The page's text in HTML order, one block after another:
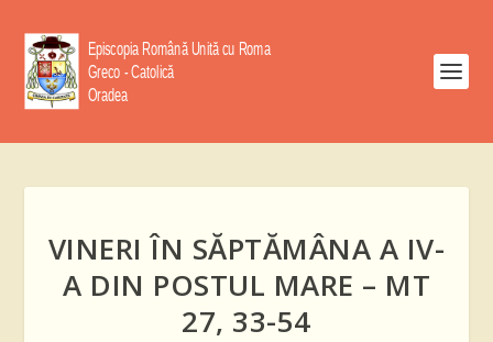
VINERI ÎN SĂPTĂMÂNA A IV-
A DIN POSTUL MARE – MT
27, 33-54